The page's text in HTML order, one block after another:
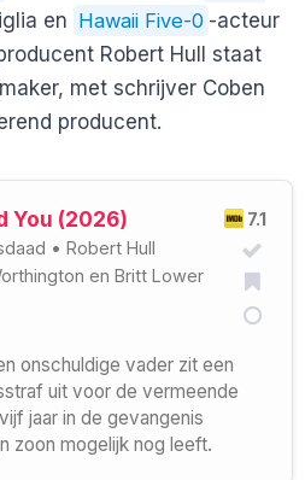
en Hawaii Five-0 -acteur
Robert Hull staat
met schrijver Coben
producent.
7.1
You (2026)
• Robert Hull
en Britt Lower
onschuldige vader zit een
uit voor de vermeende
jaar in de gevangenis
zoon mogelijk nog leeft.